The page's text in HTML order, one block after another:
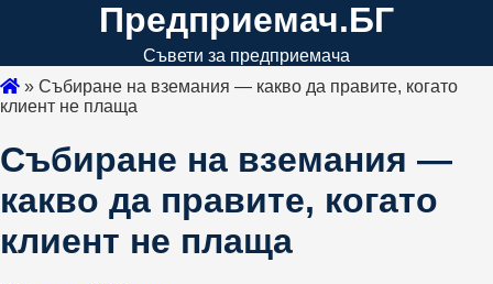
Предприемач.БГ
Съвети за предприемача
» Събиране на вземания — какво да правите, когато
клиент не плаща
Събиране на вземания —
какво да правите, когато
клиент не плаща